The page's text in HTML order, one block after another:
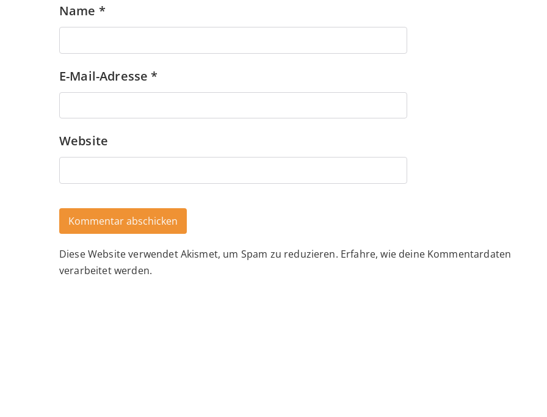
Name *
E-Mail-Adresse*
Website
Alternative:
Diese Website verwendet Akismet, um Spam zu reduzieren. Erfahre, wie deine Kommentardaten
verarbeitet werden.